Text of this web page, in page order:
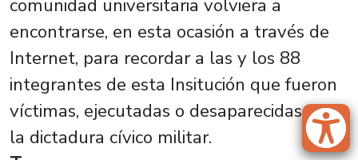
comunidad universitaria volviera a
encontrarse, en esta ocasión a través de
Internet, para recordar a las y los 88
integrantes de esta Insitución que fueron
víctimas, ejecutadas o desaparecidas, por
la dictadura cívico militar.